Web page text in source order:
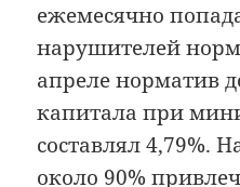
ежемесячно
нарушителей
апреле норматив
капитала при
составлял 4,79%.
около 90%